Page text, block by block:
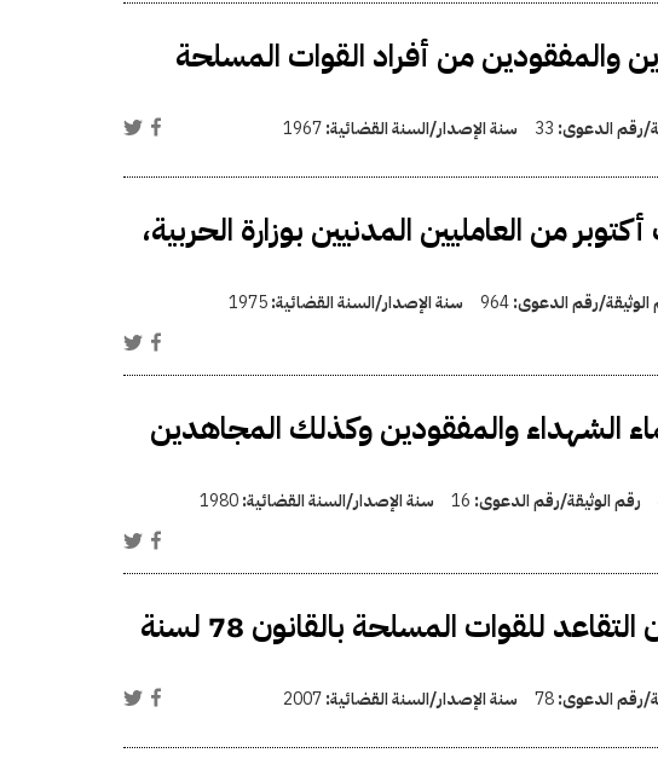
من أفراد القوات المسلحة
رقم الدعوى: 33 سنة الإصدار/السنة القضائية:1967
من العامليين المدنيين بوزارة الحربية،
الوثيقة/رقم الدعوى:964 سنة الإصدار/السنة القضائية:1975
الشهداء والمفقودين وكذلك المجاهدين
رقم الوثيقة/رقم الدعوى: 16 سنة الإصدار/السنة القضائية:1980
زيادة المعاشات العسكرية وتعديل قانون التقاعد للقوات المسلحة بالقانون 78 لسنة
رقم الدعوى:78 سنة الإصدار/السنة القضائية:2007